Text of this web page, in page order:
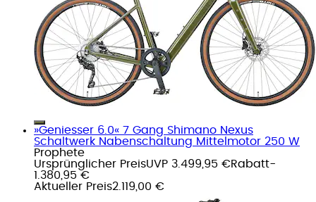
»Geniesser 6.0« 7 Gang Shimano Nexus
Schaltwerk Nabenschaltung Mittelmotor 250 W
Prophete
Ursprünglicher PreisUVP 3.499,95 €Rabatt-
1.380,95 €
Aktueller Preis2.119,00 €